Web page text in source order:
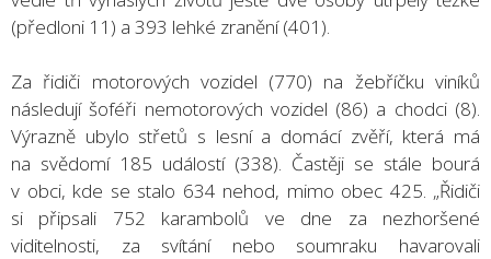
(předloni 11) a 393 lehké zranění (401).
Za řidiči motorových vozidel (770) na žebříčku viníků
následují šoféři nemotorových vozidel (86) a chodci (8).
Výrazně ubylo střetů s lesní a domácí zvěří, která má
na svědomí 185 událostí (338). Častěji se stále bourá
v obci, kde se stalo 634 nehod, mimo obec 425. „Řidiči
si připsali 752 karambolů ve dne za nezhoršené
viditelnosti, za svítání nebo soumraku havarovali